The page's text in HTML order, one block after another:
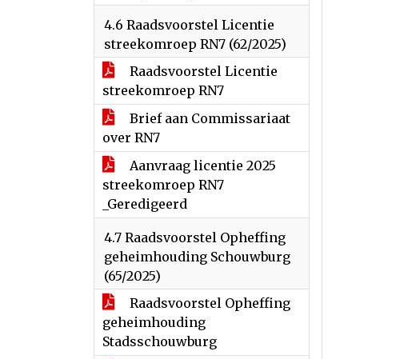
4.6 Raadsvoorstel Licentie
streekomroep RN7 (62/2025)
Raadsvoorstel Licentie
streekomroep RN7
Brief aan Commissariaat
over RN7
Aanvraag licentie 2025
streekomroep RN7
_Geredigeerd
4.7 Raadsvoorstel Opheffing
geheimhouding Schouwburg
(65/2025)
Raadsvoorstel Opheffing
geheimhouding
Stadsschouwburg